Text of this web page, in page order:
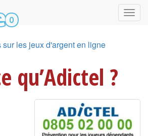
sur les jeux d'argent en ligne
qu’Adictel ?